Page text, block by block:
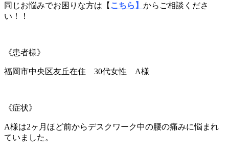
同じお悩みでお困りな方は【 こちら】 からご相談くださ
い！！
《患者様》
福岡市中央区友丘在住 30代女性 A様
《症状》
A様は2ヶ月ほど前からデスクワーク中の腰の痛みに悩まれ
ていました。